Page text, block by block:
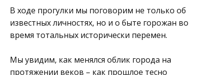
В ходе прогулки мы поговорим не только об
известных личностях, но и о быте горожан во
время тотальных исторически перемен.
Мы увидим, как менялся облик города на
протяжении веков – как прошлое тесно